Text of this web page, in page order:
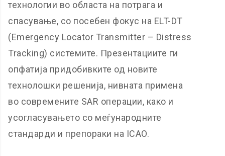
технологии во областа на потрага и
спасување, со посебен фокус на ELT-DT
(Emergency Locator Transmitter – Distress
Tracking) системите. Презентациите ги
опфатија придобивките од новите
технолошки решенија, нивната примена
во современите SAR операции, како и
усогласувањето со меѓународните
стандарди и препораки на ICAO.